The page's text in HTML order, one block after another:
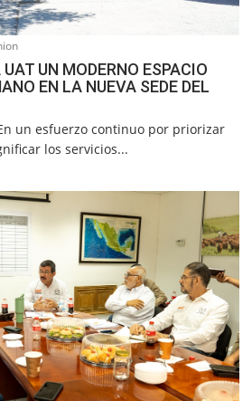
UN MODERNO ESPACIO
EN LA NUEVA SEDE DEL
un esfuerzo continuo por priorizar
los servicios...